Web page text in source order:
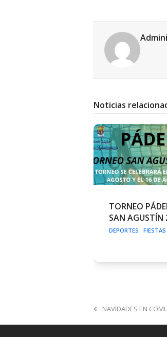
Noticias
TORNEO
SAN AGUSTÍN
DEPORTES · FIESTAS
previous
NAVIDADES EN